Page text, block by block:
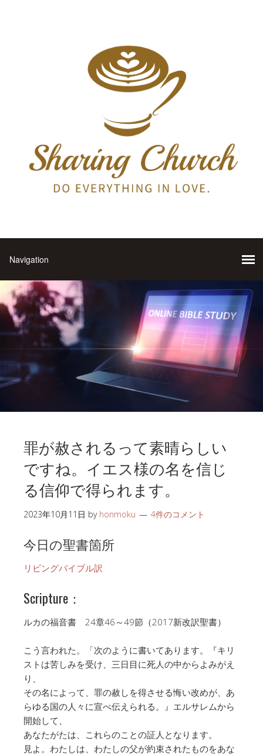
罪が赦されるって素晴らしい
ですね。イエス様の名を信じ
る信仰で得られます。
2023年10月11日 by honmoku 4件のコメント
今日の聖書箇所
リビングバイブル訳
Scripture：
ルカの福音書 24章46～49節（2017新改訳聖書）
こう言われた。「次のように書いてあります。『キリ
ストは苦しみを受け、三日目に死人の中からよみがえ
り、
その名によって、罪の赦しを得させる悔い改めが、あ
らゆる国の人々に宣べ伝えられる。』エルサレムから
開始して、
あなたがたは、これらのことの証人となります。
見よ。わたしは、わたしの父が約束されたものをあな